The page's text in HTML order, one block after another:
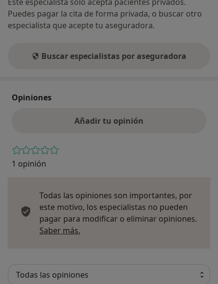
Puedes pagar la cita de forma privada, o buscar otro
especialista que acepte tu aseguradora.
Buscar especialistas por aseguradora
Opiniones
Añadir tu opinión
1 opinión
Todas las opiniones son importantes, por
este motivo, los especialistas no pueden
pagar para modificar o eliminar opiniones.
Saber más.